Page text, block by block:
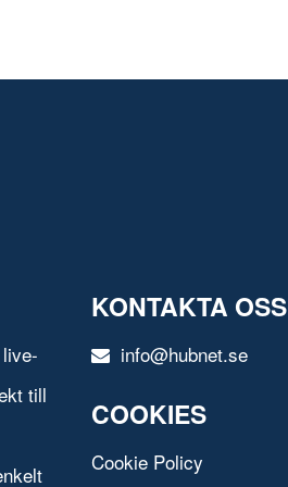
till
KONTAKTA OSS
info@hubnet.se
COOKIES
Cookie Policy